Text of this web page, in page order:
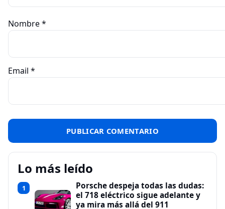
Nombre*
Email *
Lo más leído
1
Porsche despeja todas las dudas:
el 718 eléctrico sigue adelante y
ya mira más allá del 911